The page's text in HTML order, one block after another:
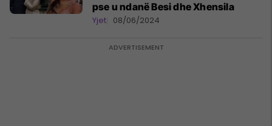
pse u ndanë Besi dhe Xhensila
Yjet 08/06/2024